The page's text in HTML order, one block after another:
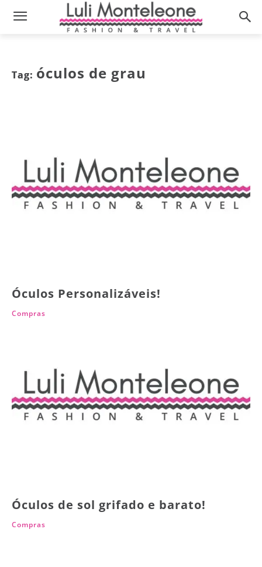
Tag: óculos de grau
Óculos Personalizáveis!
Compras
Óculos de sol grifado e barato!
Compras